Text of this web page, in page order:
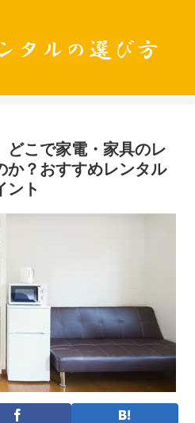
どこで家電・家具のレ
か？おすすめレンタル
ント